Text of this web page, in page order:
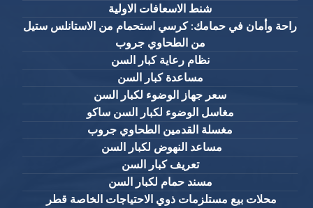
شنط الاسعافات الاولية
راحة وأمان في حمامك: كرسي استحمام من الاستانلس ستيل
من الطحاوي جروب
نظام رعاية كبار السن
مساعدة كبار السن
سعر جهاز الوضوء لكبار السن
مغاسل الوضوء لكبار السن ساكو
مغسلة القدمين الطحاوي جروب
مساعد النهوض لكبار السن
تعريف كبار السن
مسند حمام لكبار السن
محلات بيع مستلزمات ذوي الاحتياجات الخاصة قطر